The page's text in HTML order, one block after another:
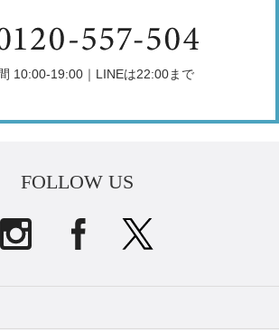
10:00-19:00｜LINEは22:00まで
FOLLOW US